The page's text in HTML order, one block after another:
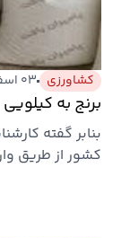
کشاورزی ۰۳ اسفند ۱۴۰۴
برنج به کیلویی ۶۰۰ هزار تومان هم نزدیک شد
بنابر گفته
کشور از طریق